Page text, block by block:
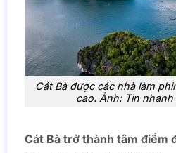
Cát Bà được các nhà làm
cao. Ảnh: Tin
Cát Bà trở thành tâm điểm